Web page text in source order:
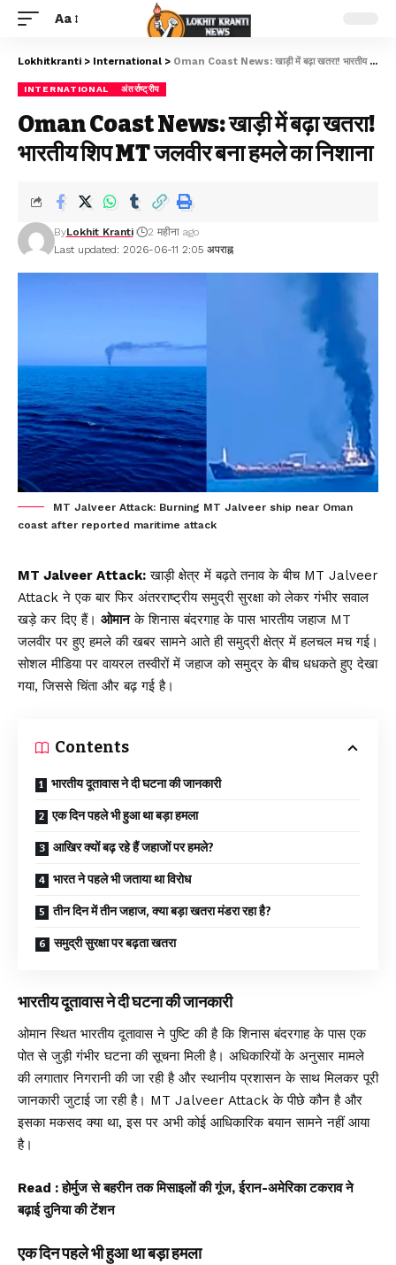
Aa
Lokhitkranti > International > Oman Coast News: खाड़ी में बढ़ा खतरा! भारतीय शिप MT जलवीर बना हमले का निशाना
INTERNATIONAL अंतर्राष्ट्रीय
Oman Coast News: खाड़ी में बढ़ा खतरा!
भारतीय शिप MT जलवीर बना हमले का निशाना
Last updated: 2026-06-11 2:05 अपराह्न
ByLokhit Kranti 2 महीना ago
MT Jalveer Attack: Burning MT Jalveer ship near Oman
coast after reported maritime attack
MT Jalveer Attack: खाड़ी क्षेत्र में बढ़ते तनाव के बीच MT Jalveer
Attack ने एक बार फिर अंतरराष्ट्रीय समुद्री सुरक्षा को लेकर गंभीर सवाल
खड़े कर दिए हैं। ओमानके शिनास बंदरगाह के पास भारतीय जहाज MT
जलवीर पर हुए हमले की खबर सामने आते ही समुद्री क्षेत्र में हलचल मच गई।
सोशल मीडिया पर वायरल तस्वीरों में जहाज को समुद्र के बीच धधकते हुए देखा
गया, जिससे चिंता और बढ़ गई है।
Contents
भारतीय दूतावास ने दी घटना की जानकारी
एक दिन पहले भी हुआ था बड़ा हमला
आखिर क्यों बढ़ रहे हैं जहाजों पर हमले?
भारत ने पहले भी जताया था विरोध
तीन दिन में तीन जहाज, क्या बड़ा खतरा मंडरा रहा है?
समुद्री सुरक्षा पर बढ़ता खतरा
भारतीय दूतावास ने दी घटना की जानकारी
ओमान स्थित भारतीय दूतावास ने पुष्टि की है कि शिनास बंदरगाह के पास एक
पोत से जुड़ी गंभीर घटना की सूचना मिली है। अधिकारियों के अनुसार मामले
की लगातार निगरानी की जा रही है और स्थानीय प्रशासन के साथ मिलकर पूरी
जानकारी जुटाई जा रही है। MT Jalveer Attack के पीछे कौन है और
इसका मकसद क्या था, इस पर अभी कोई आधिकारिक बयान सामने नहीं आया
है।
Read :होर्मुज से बहरीन तक मिसाइलों की गूंज, ईरान-अमेरिका टकराव ने
बढ़ाई दुनिया की टेंशन
एक दिन पहले भी हुआ था बड़ा हमला